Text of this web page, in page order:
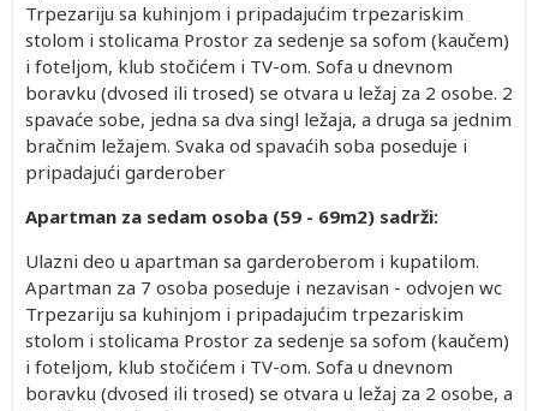
Trpezariju sa kuhinjom i pripadajućim trpezariskim
stolom i stolicama Prostor za sedenje sa sofom (kaučem)
i foteljom, klub stočićem i TV-om. Sofa u dnevnom
boravku (dvosed ili trosed) se otvara u ležaj za 2 osobe. 2
spavaće sobe, jedna sa dva singl ležaja, a druga sa jednim
bračnim ležajem. Svaka od spavaćih soba poseduje i
pripadajući garderober
Apartman za sedam osoba (59 - 69m2) sadrži:
Ulazni deo u apartman sa garderoberom i kupatilom.
Apartman za 7 osoba poseduje i nezavisan - odvojen wc
Trpezariju sa kuhinjom i pripadajućim trpezariskim
stolom i stolicama Prostor za sedenje sa sofom (kaučem)
i foteljom, klub stočićem i TV-om. Sofa u dnevnom
boravku (dvosed ili trosed) se otvara u ležaj za 2 osobe, a